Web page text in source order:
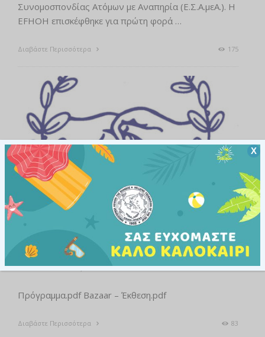
Συνομοσπονδίας Ατόμων με Αναπηρία (Ε.Σ.Α.μεΑ.). Η
EFHOH επισκέφθηκε για πρώτη φορά …
Διαβάστε Περισσότερα 175
ΑΝΑΚΟΙΝΏΣΕΙΣ ΕΚΔΗΛΏΣΕΙΣ
Πρόγραμμα Εβδομάδας Κωφών –
Ε.Κ.Ε.
Πρόγραμμα.pdf Bazaar – Έκθεση.pdf
Διαβάστε Περισσότερα 83
Χ